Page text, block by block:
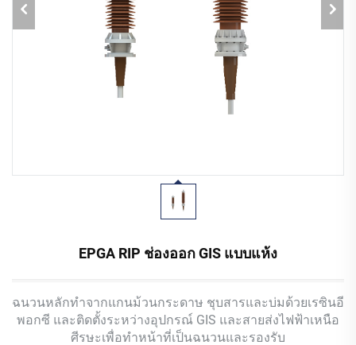
EPGA RIP ช่องออก GIS แบบแห้ง
ฉนวนหลักทำจากแกนม้วนกระดาษ ชุบสารและบ่มด้วยเรซินอี
พอกซี และติดตั้งระหว่างอุปกรณ์ GIS และสายส่งไฟฟ้าเหนือ
ศีรษะเพื่อทำหน้าที่เป็นฉนวนและรองรับ